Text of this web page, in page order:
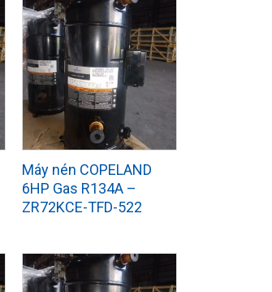
Máy nén COPELAND
6HP Gas R134A –
ZR72KCE-TFD-522